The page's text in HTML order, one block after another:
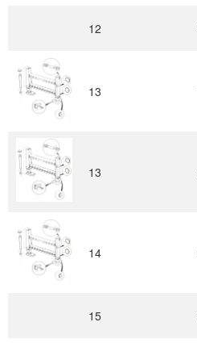
12
13
13
14
15